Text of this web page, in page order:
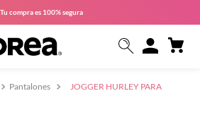
Tu compra es 100% segura
Pantalones
JOGGER HURLEY PARA